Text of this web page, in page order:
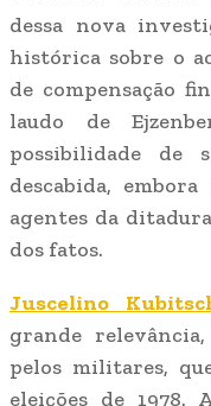
dessa nova
histórica sobre o
de compensação
laudo de
possibilidade de
descabida,
agentes da
dos fatos.
Juscelino
grande
pelos militares,
eleições de 1978.